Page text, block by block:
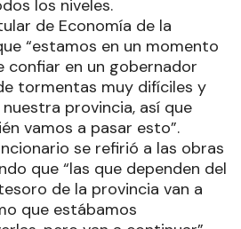
los niveles.
de Economía de la
“estamos en un momento
confiar en un gobernador
tormentas muy difíciles y
provincia, así que
vamos a pasar esto”.
se refirió a las obras
que “las que dependen del
de la provincia van a
que estábamos